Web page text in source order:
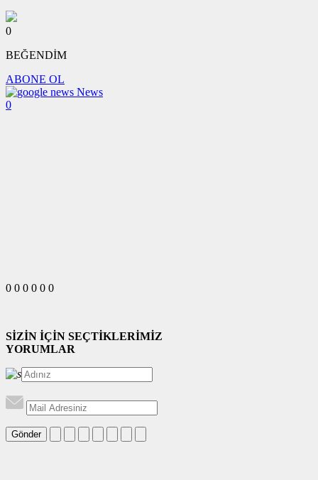
0
BEĞENDİM
ABONE OL
News
0
0 0 0 0 0 0
SİZİN İÇİN SEÇTİKLERİMİZ
YORUMLAR
Gönder